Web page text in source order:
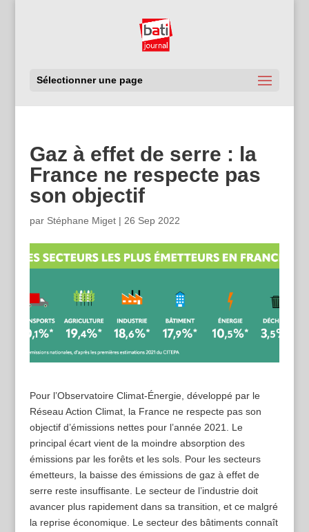
Sélectionner une page
Gaz à effet de serre : la
France ne respecte pas
son objectif
par Stéphane Miget| 26 Sep 2022
Pour l’Observatoire Climat-Énergie, développé par le
Réseau Action Climat, la France ne respecte pas son
objectif d’émissions nettes pour l’année 2021. Le
principal écart vient de la moindre absorption des
émissions par les forêts et les sols. Pour les secteurs
émetteurs, la baisse des émissions de gaz à effet de
serre reste insuffisante. Le secteur de l’industrie doit
avancer plus rapidement dans sa transition, et ce malgré
la reprise économique. Le secteur des bâtiments connaît